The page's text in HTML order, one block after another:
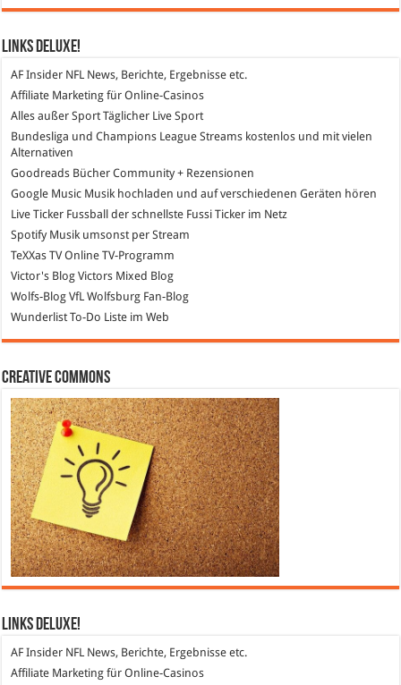
Links DeLuXe!
AF Insider NFL News, Berichte, Ergebnisse etc.
Affiliate Marketing für Online-Casinos
Alles außer SportTäglicher Live Sport
Bundesliga und Champions League Streams kostenlos und mit vielen
Alternativen
Goodreads Bücher Community + Rezensionen
Google Music Musik hochladen und auf verschiedenen Geräten hören
Live Ticker Fussball
der schnellste Fussi Ticker im Netz
SpotifyMusik umsonst per Stream
TeXXas TVOnline TV-Programm
Victor's Blog Victors Mixed Blog
Wolfs-Blog VfL Wolfsburg Fan-Blog
WunderlistTo-Do Liste im Web
Creative Commons
Links DeLuXe!
AF Insider NFL News, Berichte, Ergebnisse etc.
Affiliate Marketing für Online-Casinos